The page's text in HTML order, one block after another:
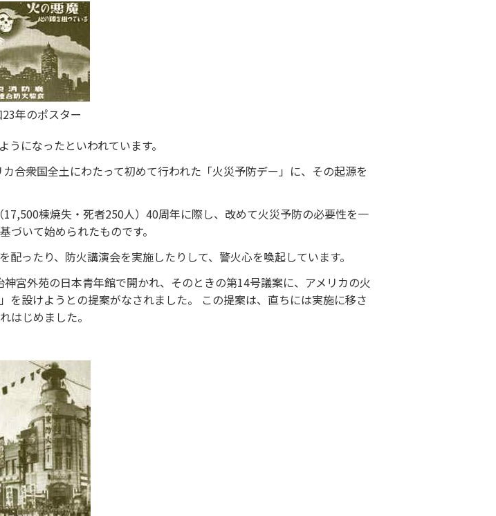
年のポスター
になったといわれています。
合衆国全土にわたって初めて行われた「火災予防デー」に、その起源を
棟焼失・死者250人）40周年に際し、改めて火災予防の必要性を一
いて始められたものです。
ったり、防火講演会を実施したりして、警火心を喚起しています。
宮外苑の日本青年館で開かれ、そのときの第14号議案に、アメリカの火
を設けようとの提案がなされました。 この提案は、直ちには実施に移さ
はじめました。